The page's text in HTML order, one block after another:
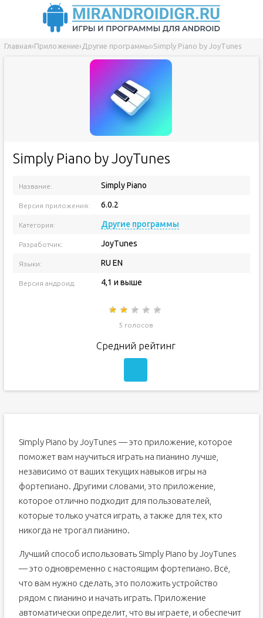
Главная›Приложение› Другие программы›Simply Piano by JoyTunes
Simply Piano by JoyTunes
Название: Simply Piano
Версия приложения: 6.0.2
Категория: Другие программы
Разработчик: JoyTunes
Языки: RU EN
Версия андроид: 4,1 и выше
5 голосов
Средний рейтинг
Simply Piano by JoyTunes — это приложение, которое
поможет вам научиться играть на пианино лучше,
независимо от ваших текущих навыков игры на
фортепиано. Другими словами, это приложение,
которое отлично подходит для пользователей,
которые только учатся играть, а также для тех, кто
никогда не трогал пианино.
Лучший способ использовать Simply Piano by JoyTunes
— это одновременно с настоящим фортепиано. Всё,
что вам нужно сделать, это положить устройство
рядом с пианино и начать играть. Приложение
автоматически определит, что вы играете, и обеспечит